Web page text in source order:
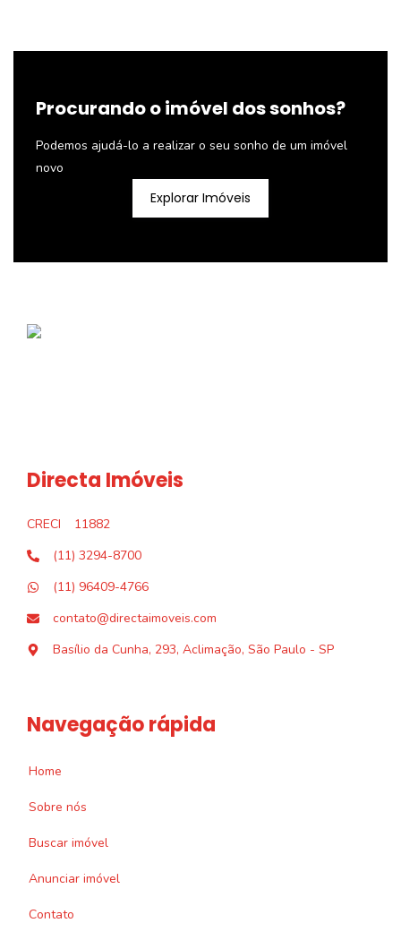
Procurando o imóvel dos sonhos?
Podemos ajudá-lo a realizar o seu sonho de um imóvel
novo
Explorar Imóveis
Directa Imóveis
CRECI
11882
(11) 3294-8700
(11) 96409-4766
contato@directaimoveis.com
Basílio da Cunha, 293, Aclimação, São Paulo - SP
Navegação rápida
Home
Sobre nós
Buscar imóvel
Anunciar imóvel
Contato